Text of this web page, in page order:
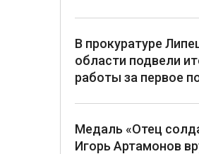
В прокуратуре
области подвели
работы за первое
Медаль «Отец
Игорь Артамонов